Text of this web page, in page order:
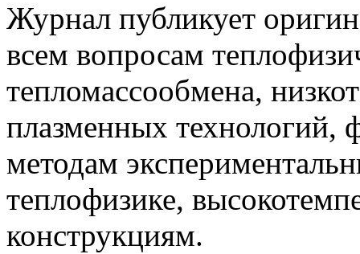
Журнал публикует
всем вопросам
тепломассообмена,
плазменных технологий,
методам
теплофизике,
конструкциям.